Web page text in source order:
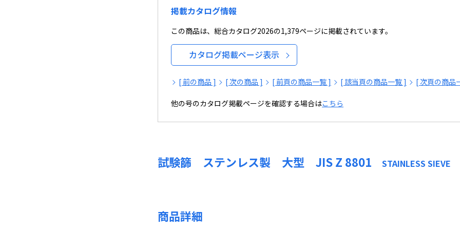
掲載カタログ情報
この商品は、総合カタログ2026の1,379ページに掲載されています。
カタログ掲載ページ表示
[ 前の商品 ] [ 次の商品 ] [ 前頁の商品一覧 ] [ 該当頁の商品一覧 ] [ 次頁の商品
他の号のカタログ掲載ページを確認する場合はこちら
試験篩 ステンレス製 大型 JIS Z 8801 STAINLESS SIEVE
商品詳細